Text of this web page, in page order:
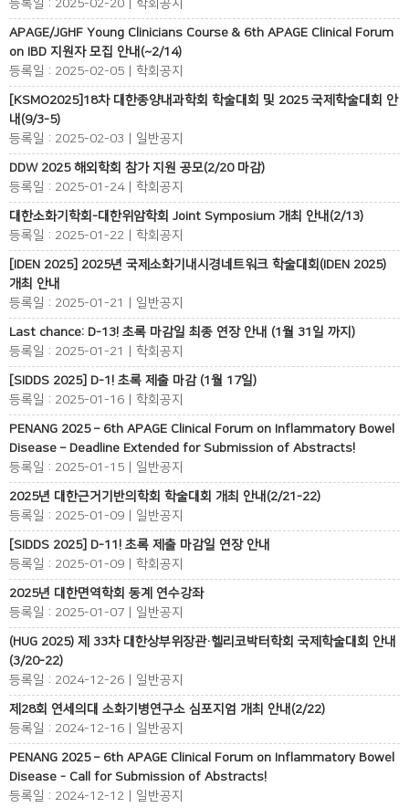
등록일 : 2025-02-20 | 학회공지
APAGE/JGHF Young Clinicians Course & 6th APAGE Clinical Forum
on IBD 지원자 모집 안내(~2/14)
등록일 : 2025-02-05 | 학회공지
[KSMO2025]18차 대한종양내과학회 학술대회 및 2025 국제학술대회 안
내(9/3-5)
등록일 : 2025-02-03 | 일반공지
DDW 2025 해외학회 참가 지원 공모(2/20 마감)
등록일 : 2025-01-24 | 학회공지
대한소화기학회-대한위암학회 Joint Symposium 개최 안내(2/13)
등록일 : 2025-01-22 | 학회공지
[IDEN 2025] 2025년 국제소화기내시경네트워크 학술대회(IDEN 2025)
개최 안내
등록일 : 2025-01-21 | 일반공지
Last chance: D-13! 초록 마감일 최종 연장 안내 (1월 31일 까지)
등록일 : 2025-01-21 | 학회공지
[SIDDS 2025] D-1! 초록 제출 마감 (1월 17일)
등록일 : 2025-01-16 | 학회공지
PENANG 2025 – 6th APAGE Clinical Forum on Inflammatory Bowel
Disease – Deadline Extended for Submission of Abstracts!
등록일 : 2025-01-15 | 일반공지
2025년 대한근거기반의학회 학술대회 개최 안내(2/21-22)
등록일 : 2025-01-09 | 일반공지
[SIDDS 2025] D-11! 초록 제출 마감일 연장 안내
등록일 : 2025-01-09 | 학회공지
2025년 대한면역학회 동계 연수강좌
등록일 : 2025-01-07 | 일반공지
(HUG 2025) 제 33차 대한상부위장관·헬리코박터학회 국제학술대회 안내
(3/20-22)
등록일 : 2024-12-26 | 일반공지
제28회 연세의대 소화기병연구소 심포지엄 개최 안내(2/22)
등록일 : 2024-12-16 | 일반공지
PENANG 2025 – 6th APAGE Clinical Forum on Inflammatory Bowel
Disease - Call for Submission of Abstracts!
등록일 : 2024-12-12 | 일반공지